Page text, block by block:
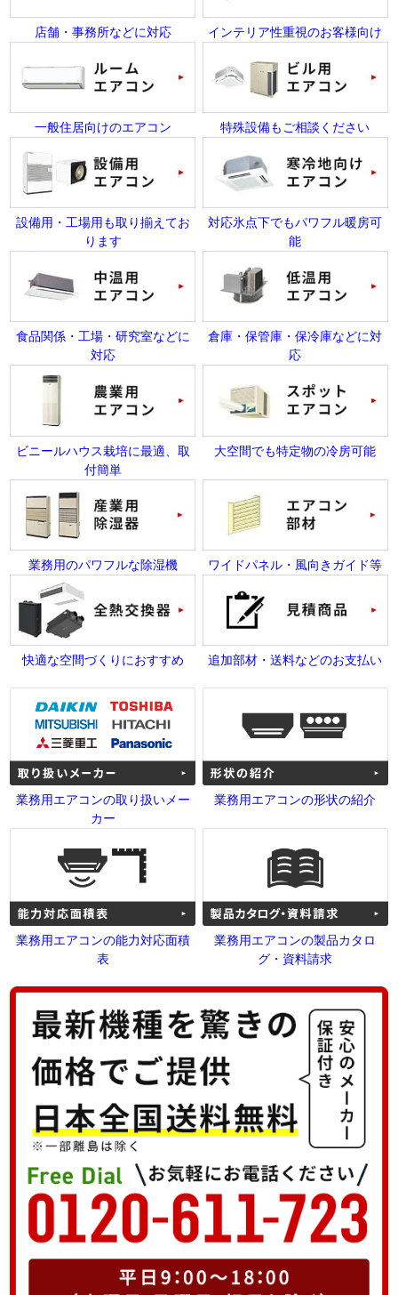
店舗・事務所などに対応 インテリア性重視のお客様向け
一般住居向けのエアコン 特殊設備もご相談ください
設備用・工場用も取り揃えてお
ります
対応氷点下でもパワフル暖房可
能
食品関係・工場・研究室などに
対応
倉庫・保管庫・保冷庫などに対
応
ビニールハウス栽培に最適、取
付簡単
大空間でも特定物の冷房可能
業務用のパワフルな除湿機 ワイドパネル・風向きガイド等
快適な空間づくりにおすすめ 追加部材・送料などのお支払い
業務用エアコンの取り扱いメー
カー
業務用エアコンの形状の紹介
業務用エアコンの能力対応面積
表
業務用エアコンの製品カタロ
グ・資料請求